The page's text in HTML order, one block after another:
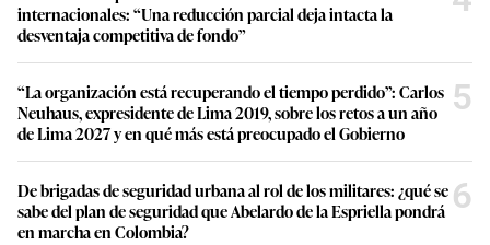
internacionales: “Una reducción parcial deja intacta la
desventaja competitiva de fondo”
“La organización está recuperando el tiempo perdido”: Carlos
Neuhaus, expresidente de Lima 2019, sobre los retos a un año
de Lima 2027 y en qué más está preocupado el Gobierno
5
De brigadas de seguridad urbana al rol de los militares: ¿qué se
sabe del plan de seguridad que Abelardo de la Espriella pondrá
en marcha en Colombia?
6